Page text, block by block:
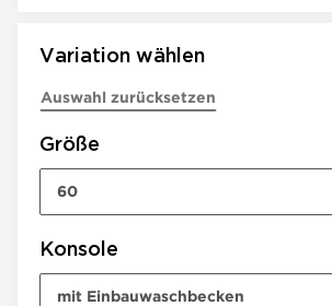
Variation wählen
Auswahl zurücksetzen
Größe
60
Konsole
mit Einbauwaschbecken